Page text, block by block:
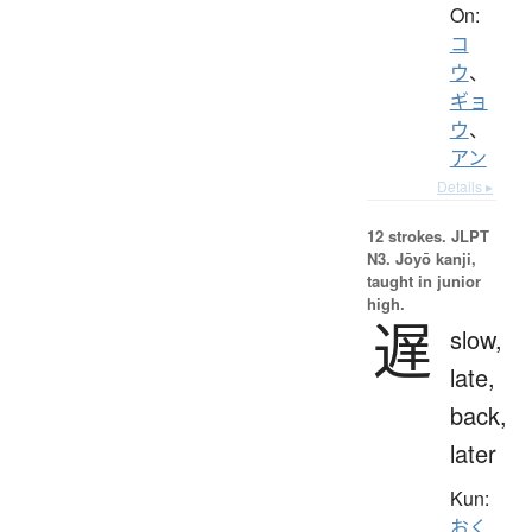
On:
コ
ウ、
ギョ
ウ、
アン
Details ▸
12 strokes. JLPT
N3. Jōyō kanji,
taught in junior
high.
遅 slow,
late,
back,
later
Kun: